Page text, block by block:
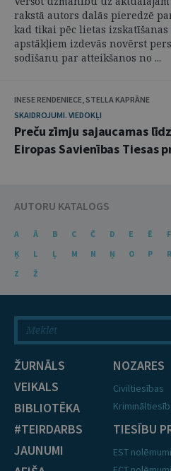
rakstā autors dalās pieredzē
kad tikai pēc lietas
apstākļiem izdevās novērst
sodīšanu par atteikšanos no ...
INESE RENDENIECE, STELLA KAPRĀNE
SKAIDROJUMI. VIEDOKĻI
Preču zīmju sajaucamas
Eiropas Savienības Tiesas
AUTORU KATALOGS
A Ā B C Č D E Ē F
Ķ
L Ļ M N Ņ O P R
Z
Ž
ŽURNĀLS
VEIKALS
BIBLIOTĒKA
#TEIRDARBS
JAUNUMI
NOZARES
Civiltiesības
TIESĪBU
EST nolēmumi